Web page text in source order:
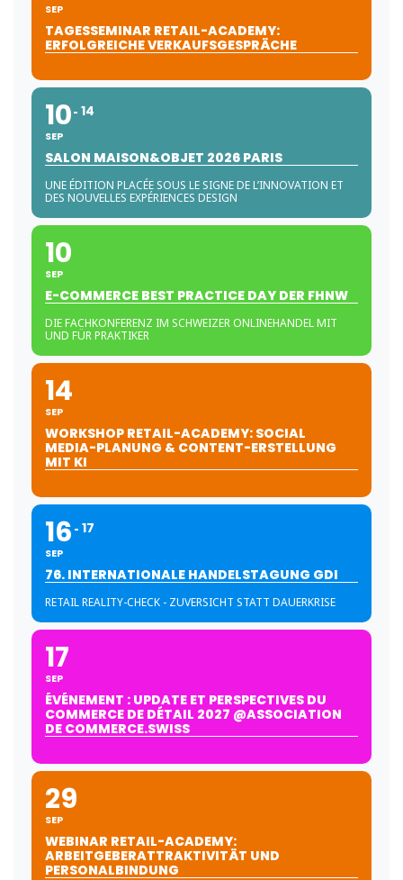
SEP
TAGESSEMINAR RETAIL-ACADEMY:
ERFOLGREICHE VERKAUFSGESPRÄCHE
10
SEP
14
SALON MAISON&OBJET 2026 PARIS
UNE ÉDITION PLACÉE SOUS LE SIGNE DE L’INNOVATION ET
DES NOUVELLES EXPÉRIENCES DESIGN
10
SEP
E-COMMERCE BEST PRACTICE DAY DER FHNW
DIE FACHKONFERENZ IM SCHWEIZER ONLINEHANDEL MIT
UND FÜR PRAKTIKER
14
SEP
WORKSHOP RETAIL-ACADEMY: SOCIAL
MEDIA-PLANUNG & CONTENT-ERSTELLUNG
MIT KI
16
SEP
17
76. INTERNATIONALE HANDELSTAGUNG GDI
RETAIL REALITY-CHECK - ZUVERSICHT STATT DAUERKRISE
17
SEP
ÉVÉNEMENT : UPDATE ET PERSPECTIVES DU
COMMERCE DE DÉTAIL 2027 @ASSOCIATION
DE COMMERCE.SWISS
29
SEP
WEBINAR RETAIL-ACADEMY:
ARBEITGEBERATTRAKTIVITÄT UND
PERSONALBINDUNG